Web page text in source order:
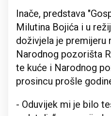
Inače, predstava
Milutina Bojića i u
doživjela je premijeru
Narodnog pozorišta
te kuće i Narodnog
prosincu prošle
- Oduvijek mi je bilo